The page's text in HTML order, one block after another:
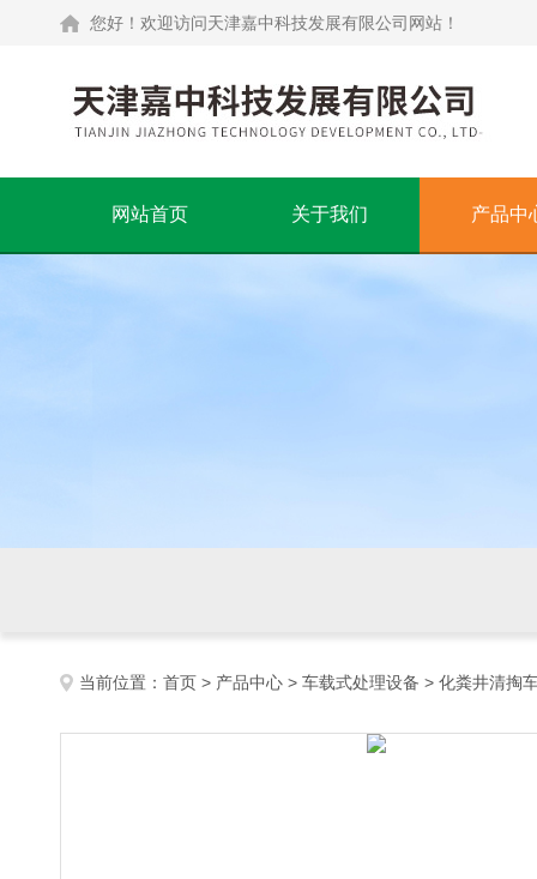
您好！欢迎访问天津嘉中科技发展有限公司网站！
网站首页 关于我们 产品中
当前位置： 首页 > 产品中心 > 车载式处理设备 > 化粪井清掏